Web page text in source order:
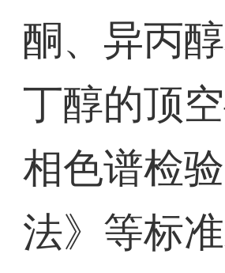
酮、异丙
丁醇的顶
相色谱检
法》等标